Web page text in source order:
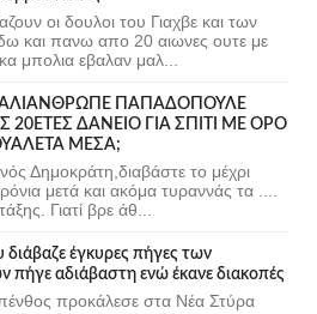
οι δουλοι του Γιαχβε και των
και πανω απο 20 αιωνες ουτε με
μπολια εβαλαν μαλ...
ΠΑΠΑΔΟΠΟΥΛΕ
20ΕΤΕΣ ΔΑΝΕΙΟ ΓΙΑ ΣΠΙΤΙ ΜΕ ΟΡΟ
ΜΕΣΑ;
Δημοκράτη,διαβάστε το μέχρι
μετά και ακόμα τυραννάς τα ....
Γιατί βρε άθ...
έγκυρες πήγες των
πήγε αδιάβαστη ενώ έκανε διακοπές
προκάλεσε στα Νέα Στύρα